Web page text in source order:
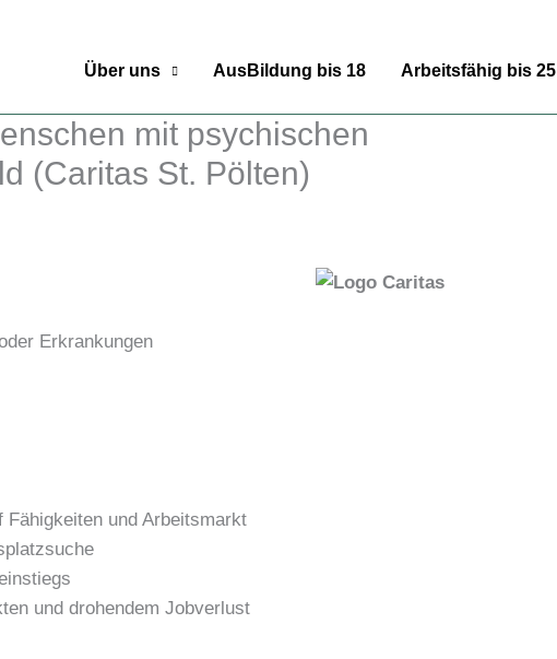
Über uns AusBildung bis 18 Arbeitsfähig bis 25
mit psychischen
(Caritas St. Pölten)
Erkrankungen
und Arbeitsmarkt
und drohendem Jobverlust